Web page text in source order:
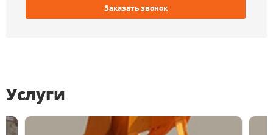
Заказать звонок
Услуги